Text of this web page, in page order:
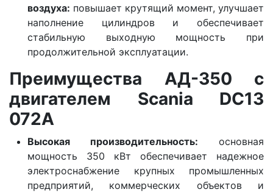
воздуха: повышает крутящий момент, улучшает
наполнение цилиндров и обеспечивает
стабильную выходную мощность при
продолжительной эксплуатации.
Преимущества АД-350 с
двигателем Scania DC13
072A
Высокая производительность: основная
мощность 350 кВт обеспечивает надежное
электроснабжение крупных промышленных
предприятий, коммерческих объектов и